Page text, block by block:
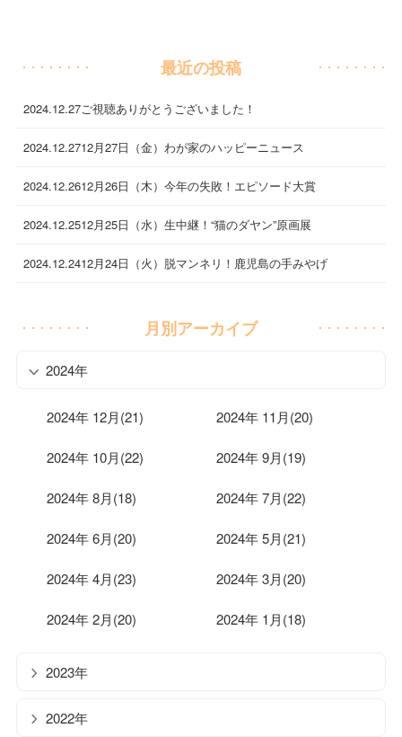
最近の投稿
2024.12.27ご視聴ありがとうございました！
2024.12.2712月27日（金）わが家のハッピーニュース
2024.12.2612月26日（木）今年の失敗！エピソード大賞
2024.12.2512月25日（水）生中継！“猫のダヤン”原画展
2024.12.2412月24日（火）脱マンネリ！鹿児島の手みやげ
月別アーカイブ
2024年
2024年 12月(21) 2024年 11月(20)
2024年 10月(22) 2024年 9月(19)
2024年 8月(18) 2024年 7月(22)
2024年 6月(20) 2024年 5月(21)
2024年 4月(23) 2024年 3月(20)
2024年 2月(20) 2024年 1月(18)
2023年
2022年